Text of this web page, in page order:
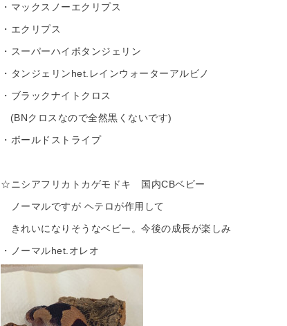
・マックスノーエクリプス
・エクリプス
・スーパーハイポタンジェリン
・タンジェリンhet.レインウォーターアルビノ
・ブラックナイトクロス
(BNクロスなので全然黒くないです)
・ボールドストライプ
☆ニシアフリカトカゲモドキ 国内CBベビー
ノーマルですが ヘテロが作用して
きれいになりそうなベビー。今後の成長が楽しみ
・ノーマルhet.オレオ